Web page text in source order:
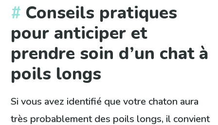
Conseils pratiques
pour anticiper et
prendre soin d’un chat à
poils longs
Si vous avez identifié que votre chaton aura
très probablement des poils longs, il convient